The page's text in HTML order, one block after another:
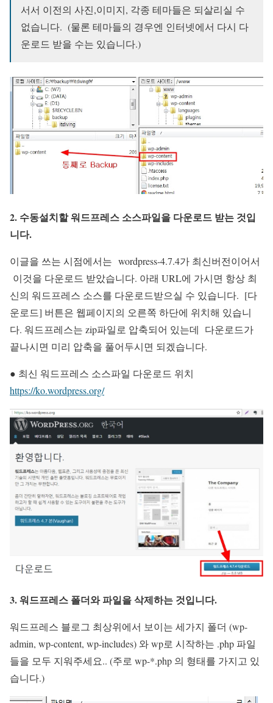
서서 이전의 사진,이미지, 각종 테마들은 되살리실 수
없습니다. (물론 테마들의 경우엔 인터넷에서 다시 다
운로드 받을 수는 있습니다.)
2. 수동설치할 워드프레스 소스파일을 다운로드 받는 것입
니다.
이글을 쓰는 시점에서는 wordpress-4.7.4가 최신버전이어서
이것을 다운로드 받았습니다. 아래 URL에 가시면 항상 최
신의 워드프레스 소스를 다운로드받으실 수 있습니다. [다
운로드] 버튼은 웹페이지의 오른쪽 하단에 위치해 있습니
다. 워드프레스는 zip파일로 압축되어 있는데 다운로드가
끝나시면 미리 압축을 풀어두시면 되겠습니다.
● 최신 워드프레스 소스파일 다운로드 위치
https://ko.wordpress.org/
3. 워드프레스 폴더와 파일을 삭제하는 것입니다.
워드프레스 블로그 최상위에서 보이는 세가지 폴더 (wp-
admin, wp-content, wp-includes) 와 wp로 시작하는 .php 파일
들을 모두 지워주세요.. (주로 wp-*.php 의 형태를 가지고 있
습니다.)